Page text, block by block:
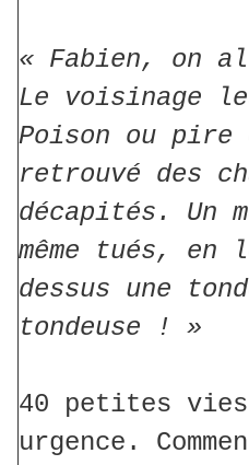
« Fabien, on
Le voisinage
Poison ou pire
retrouvé des
décapités. Un
même tués, en
dessus une
tondeuse ! »
40 petites
urgence.